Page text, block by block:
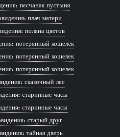
песчаная пустыня
плач матери
поляна цветов
потерянный кошелек
потерянный кошелек
потерянный кошелек
сказочный лес
старинные часы
старинные часы
старый друг
тайная дверь